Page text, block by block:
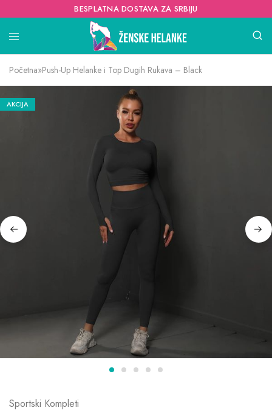
BESPLATNA DOSTAVA ZA SRBIJU
Početna»Push-Up Helanke i Top Dugih Rukava – Black
AKCIJA
Sportski Kompleti